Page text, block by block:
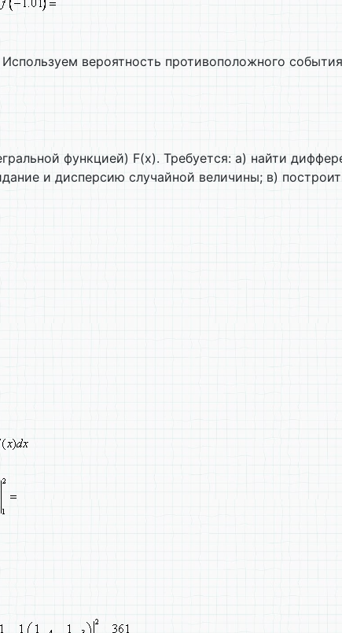
вероятность противоположного
функцией) F(x). Требуется: а) найти
и дисперсию случайной величины; в)